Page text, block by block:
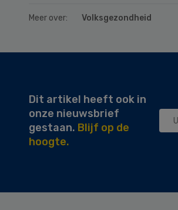
Meer over: Volksgezondheid
Dit artikel heeft ook in
onze nieuwsbrief
gestaan. Blijf op de
hoogte.